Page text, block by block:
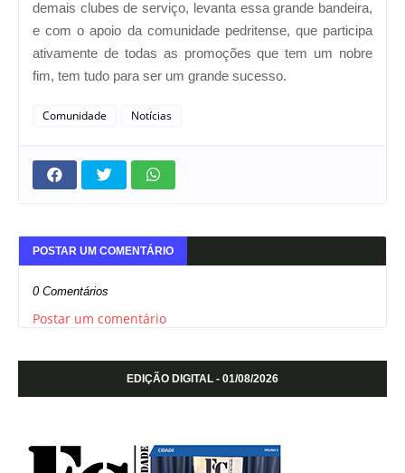
demais clubes de serviço, levanta essa grande bandeira,
e com o apoio da comunidade pedritense, que participa
ativamente de todas as promoções que tem um nobre
fim, tem tudo para ser um grande sucesso.
Comunidade Notícias
POSTAR UM COMENTÁRIO
0 Comentários
Postar um comentário
EDIÇÃO DIGITAL - 01/08/2026